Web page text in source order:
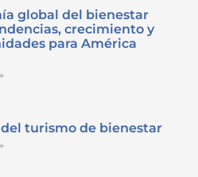
global del bienestar
crecimiento y
para América
turismo de bienestar